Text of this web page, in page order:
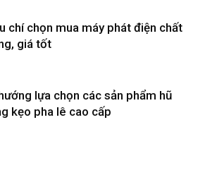
chí chọn mua máy phát điện chất
giá tốt
lựa chọn các sản phẩm hũ
kẹo pha lê cao cấp